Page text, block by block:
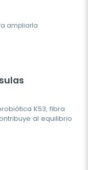
ampliarla
K53, fibra
al equilibrio